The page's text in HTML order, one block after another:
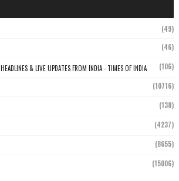
(49)
(46)
& LIVE UPDATES FROM INDIA - TIMES OF INDIA (106)
(10716)
(138)
(4237)
(8655)
(15006)